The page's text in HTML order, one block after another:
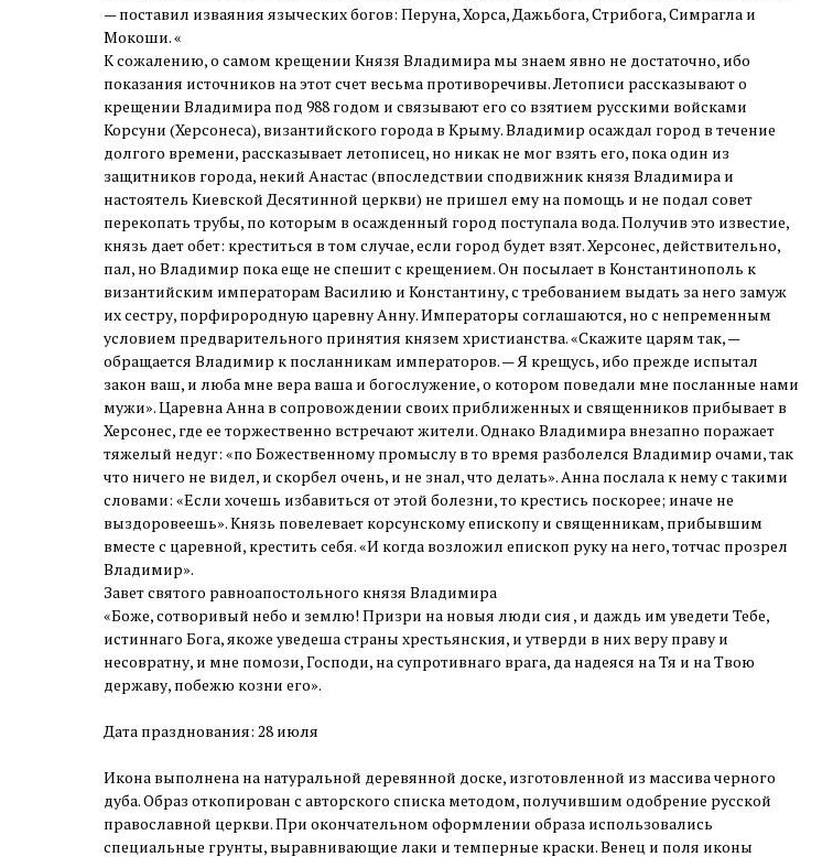
— поставил изваяния языческих богов: Перуна, Хорса, Дажьбога, Стрибога, Симрагла и
Мокоши. «
К сожалению, о самом крещении Князя Владимира мы знаем явно не достаточно, ибо
показания источников на этот счет весьма противоречивы. Летописи рассказывают о
крещении Владимира под 988 годом и связывают его со взятием русскими войсками
Корсуни (Херсонеса), византийского города в Крыму. Владимир осаждал город в течение
долгого времени, рассказывает летописец, но никак не мог взять его, пока один из
защитников города, некий Анастас (впоследствии сподвижник князя Владимира и
настоятель Киевской Десятинной церкви) не пришел ему на помощь и не подал совет
перекопать трубы, по которым в осажденный город поступала вода. Получив это известие,
князь дает обет: креститься в том случае, если город будет взят. Херсонес, действительно,
пал, но Владимир пока еще не спешит с крещением. Он посылает в Константинополь к
византийским императорам Василию и Константину, с требованием выдать за него замуж
их сестру, порфирородную царевну Анну. Императоры соглашаются, но с непременным
условием предварительного принятия князем христианства. «Скажите царям так, —
обращается Владимир к посланникам императоров. — Я крещусь, ибо прежде испытал
закон ваш, и люба мне вера ваша и богослужение, о котором поведали мне посланные нами
мужи». Царевна Анна в сопровождении своих приближенных и священников прибывает в
Херсонес, где ее торжественно встречают жители. Однако Владимира внезапно поражает
тяжелый недуг: «по Божественному промыслу в то время разболелся Владимир очами, так
что ничего не видел, и скорбел очень, и не знал, что делать». Анна послала к нему с такими
словами: «Если хочешь избавиться от этой болезни, то крестись поскорее; иначе не
выздоровеешь». Князь повелевает корсунскому епископу и священникам, прибывшим
вместе с царевной, крестить себя. «И когда возложил епископ руку на него, тотчас прозрел
Владимир».
Завет святого равноапостольного князя Владимира
«Боже, сотворивый небо и землю! Призри на новыя люди сия , и даждь им уведети Тебе,
истиннаго Бога, якоже уведеша страны хрестьянския, и утверди в них веру праву и
несовратну, и мне помози, Господи, на супротивнаго врага, да надеяся на Тя и на Твою
державу, побежю козни его».
Дата празднования: 28 июля
Икона выполнена на натуральной деревянной доске, изготовленной из массива черного
дуба. Образ откопирован с авторского списка методом, получившим одобрение русской
православной церкви. При окончательном оформлении образа использовались
специальные грунты, выравнивающие лаки и темперные краски. Венец и поля иконы